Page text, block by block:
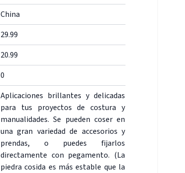
China
29.99
20.99
0
Aplicaciones brillantes y delicadas
para tus proyectos de costura y
manualidades. Se pueden coser en
una gran variedad de accesorios y
prendas, o puedes fijarlos
directamente con pegamento. (La
piedra cosida es más estable que la